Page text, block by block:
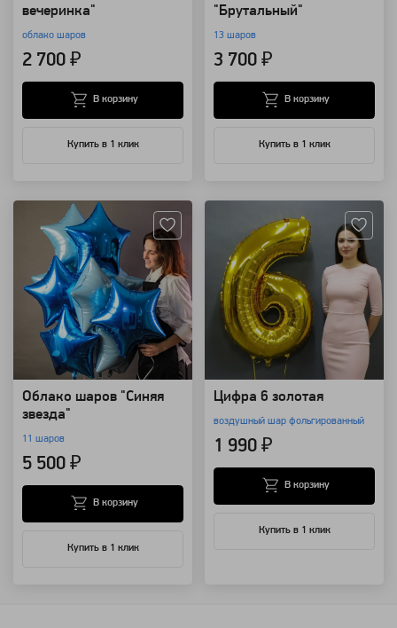
вечеринка"
облако шаров
2 700 ₽
Купить в 1 клик
В корзину
"Брутальный"
13 шаров
3 700 ₽
Купить в 1 клик
В корзину
Облако шаров "Синяя
звезда"
11 шаров
5 500 ₽
Купить в 1 клик
В корзину
Цифра 6 золотая
воздушный шар фольгированный
1 990 ₽
Купить в 1 клик
В корзину